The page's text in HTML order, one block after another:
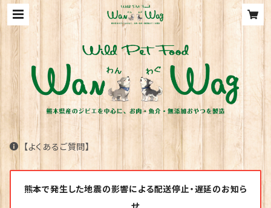
【よくあるご質問】
熊本で発生した地震の影響による配送停止・遅延のお知ら